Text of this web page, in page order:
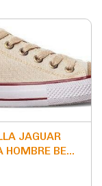
JAGUAR
HOMBRE BE...